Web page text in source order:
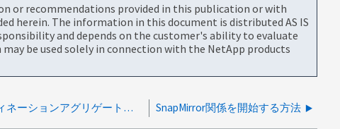
or recommendations provided in this publication or with
herein. The information in this document is distributed AS IS
and depends on the customer's ability to evaluate
be used solely in connection with the NetApp products
SVM DR で使用するデスティネーションアグリゲートを指定する方法 SnapMirror関係を開始する方法